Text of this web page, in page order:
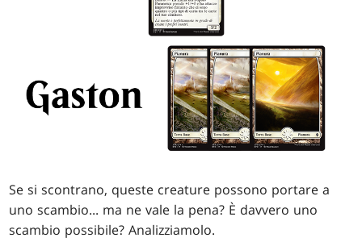
Se si scontrano, queste creature possono portare a
uno scambio... ma ne vale la pena? È davvero uno
scambio possibile? Analizziamolo.